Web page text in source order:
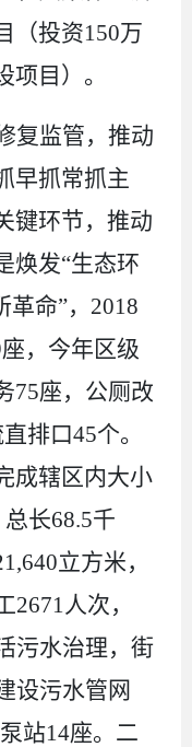
（投资150万
目）。
复监管，推动
早抓常抓主
键环节，推动
焕发“生态环
命”， 2018
座，今年区级
75座，公厕改
排口45个。
成辖区内大小
总长68.5千
立方米，
2671 人次，
污水治理， 街
设污水管网
站14座。 二